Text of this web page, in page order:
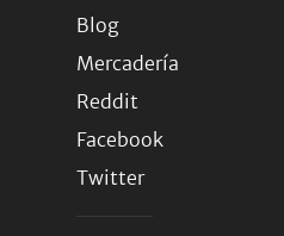
Blog
Mercadería
Reddit
Facebook
Twitter